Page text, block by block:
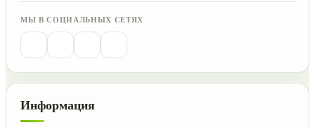
МЫ В СОЦИАЛЬНЫХ СЕТЯХ
Информация